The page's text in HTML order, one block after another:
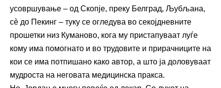
усовршување – од Скопје, преку Белград, Љубљана,
сè до Пекинг – туку се огледува во секојдневните
прошетки низ Куманово, кога му пристапуваат луѓе
кому има помогнато и во трудовите и прирачниците на
кои се има потпишано како автор, а што ја доловуваат
мудроста на неговата медицинска пракса.